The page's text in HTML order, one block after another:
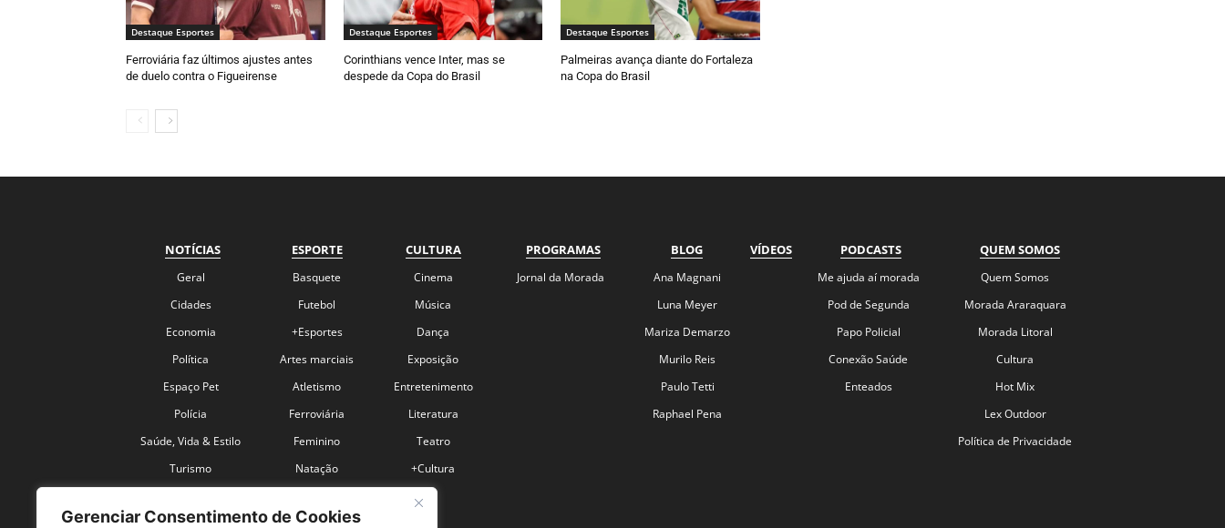
Gerenciar Consentimento de Cookies
Destaque Esportes
Ferroviária faz últimos ajustes antes
de duelo contra o Figueirense
Destaque Esportes
Corinthians vence Inter, mas se
despede da Copa do Brasil
Destaque Esportes
Palmeiras avança diante do Fortaleza
na Copa do Brasil
NOTÍCIAS
Geral
Cidades
Economia
Política
Espaço Pet
Polícia
Saúde, Vida & Estilo
Turismo
ESPORTE
Basquete
Futebol
+Esportes
Artes marciais
Atletismo
Ferroviária
Feminino
Natação
CULTURA
Cinema
Música
Dança
Exposição
Entretenimento
Literatura
Teatro
+Cultura
PROGRAMAS
Jornal da Morada
BLOG
Ana Magnani
Luna Meyer
Mariza Demarzo
Murilo Reis
Paulo Tetti
Raphael Pena
VÍDEOS PODCASTS
Me ajuda aí morada
Pod de Segunda
Papo Policial
Conexão Saúde
Enteados
QUEM SOMOS
Quem Somos
Morada Araraquara
Morada Litoral
Cultura
Hot Mix
Lex Outdoor
Política de Privacidade